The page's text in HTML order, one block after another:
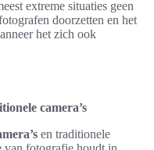
extreme situaties geen
doorzetten en het
het zich ook
camera’s
en traditionele